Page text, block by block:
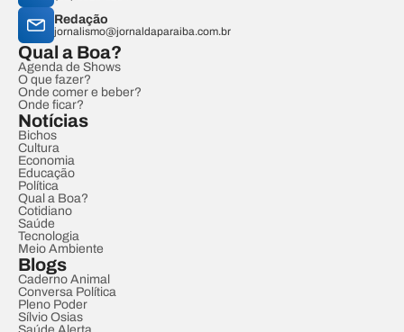
Redação
jornalismo@jornaldaparaiba.com.br
Qual a Boa?
Agenda de Shows
O que fazer?
Onde comer e beber?
Onde ficar?
Notícias
Bichos
Cultura
Economia
Educação
Política
Qual a Boa?
Cotidiano
Saúde
Tecnologia
Meio Ambiente
Blogs
Caderno Animal
Conversa Política
Pleno Poder
Sílvio Osias